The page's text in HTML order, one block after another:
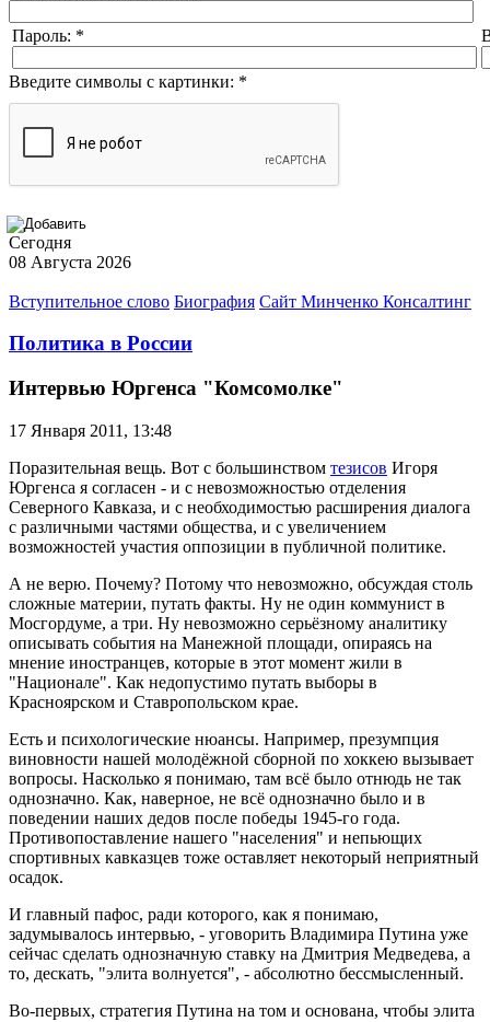
Пароль: *
Введите символы с картинки: *
Сегодня
08 Августа 2026
Вступительное слово Биография Сайт Минченко Консалтинг
Политика в России
Интервью Юргенса "Комсомолке"
17 Января 2011, 13:48
Поразительная вещь. Вот с большинством тезисов Игоря
Юргенса я согласен - и с невозможностью отделения
Северного Кавказа, и с необходимостью расширения диалога
с различными частями общества, и с увеличением
возможностей участия оппозиции в публичной политике.
А не верю. Почему? Потому что невозможно, обсуждая столь
сложные материи, путать факты. Ну не один коммунист в
Мосгордуме, а три. Ну невозможно серьёзному аналитику
описывать события на Манежной площади, опираясь на
мнение иностранцев, которые в этот момент жили в
"Национале". Как недопустимо путать выборы в
Красноярском и Ставропольском крае.
Есть и психологические нюансы. Например, презумпция
виновности нашей молодёжной сборной по хоккею вызывает
вопросы. Насколько я понимаю, там всё было отнюдь не так
однозначно. Как, наверное, не всё однозначно было и в
поведении наших дедов после победы 1945-го года.
Противопоставление нашего "населения" и непьющих
спортивных кавказцев тоже оставляет некоторый неприятный
осадок.
И главный пафос, ради которого, как я понимаю,
задумывалось интервью, - уговорить Владимира Путина уже
сейчас сделать однозначную ставку на Дмитрия Медведева, а
то, дескать, "элита волнуется", - абсолютно бессмысленный.
Во-первых, стратегия Путина на том и основана, чтобы элита